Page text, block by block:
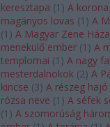
keresztapa (1 ) A korona
magányos lovas (1 ) A
(1 ) A Magyar Zene Háza
menekülő ember (1 ) A
templomai (1 ) A nagy fal
mesterdalnokok (2) A
kincse (3) A részeg hajó
rózsa neve (1 ) A séfek
(1 ) A szomorúság